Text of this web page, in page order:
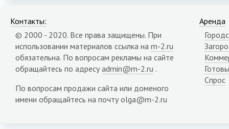
Контакты:
© 2000 - 2020. Все права защищены. При
использовании материалов ссылка на m-2.ru
обязательна. По вопросам рекламы на сайте
обращайтесь по адресу admin@m-2.ru .
По вопросам продажи сайта или доменого
имени обращайтесь на почту olga@m-2.ru
Аренда
Спрос